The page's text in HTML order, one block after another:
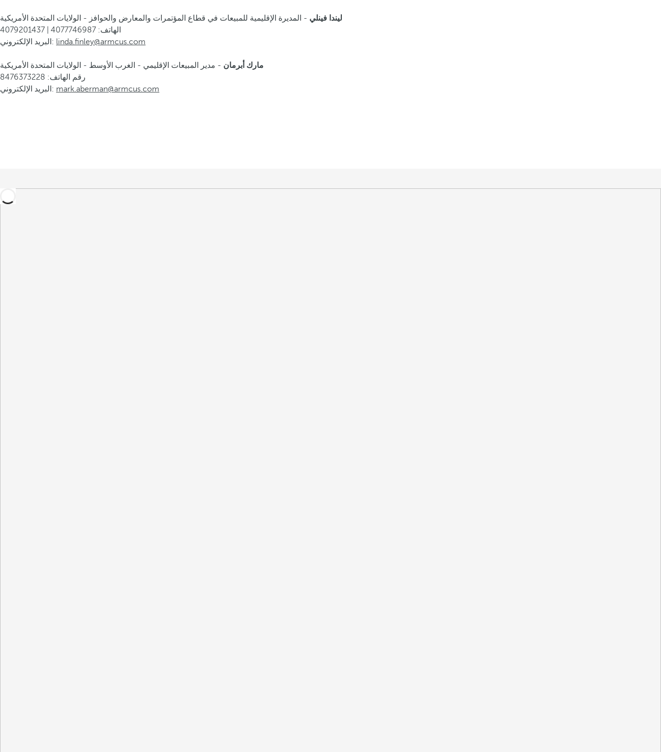
ليندا فينلي - المديرة الإقليمية للمبيعات في قطاع المؤتمرات والمعارض والحوافز - الولايات المتحدة الأمريكية
الهاتف: 4077746987 | 4079201437
البريد الإلكتروني: linda.finley@armcus.com
مارك أبرمان - مدير المبيعات الإقليمي - الغرب الأوسط - الولايات المتحدة الأمريكية
رقم الهاتف: 8476373228
البريد الإلكتروني: mark.aberman@armcus.com